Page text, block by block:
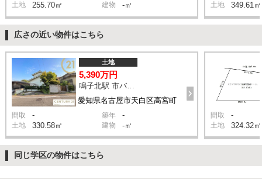
土地 255.70㎡ 建物 -㎡ 土地 349.61㎡
広さの近い物件はこちら
愛知県名古屋市天白区高宮町
土地
5,390万円
鳴子北駅 市バス「一ツ山住宅口」 バス13分 停歩4分
間取 - 築年 -
土地 330.58㎡ 建物 -㎡
間取 -
土地 324.32㎡
同じ学区の物件はこちら